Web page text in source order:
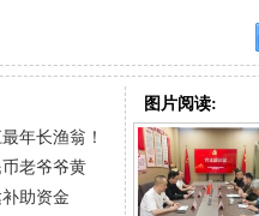
年长渔翁！
老爷爷黄
助资金
图片阅读: